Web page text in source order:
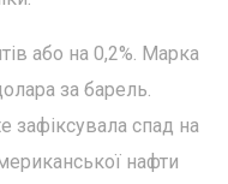
або на 0,2%. Марка
за барель.
зафіксувала спад на
нафти